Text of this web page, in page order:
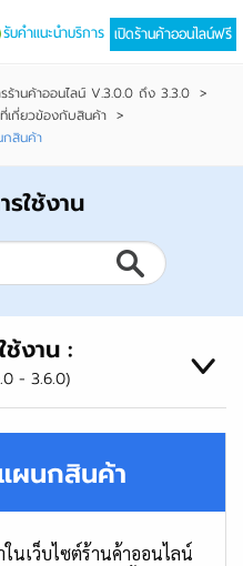
เปิดร้านค้าออนไลน์ฟรี
รับคำแนะนำบริการ
ร้านค้าออนไลน์ V.3.0.0 ถึง 3.3.0 >
เกี่ยวข้องกับสินค้า >
กสินค้า
ใช้งาน
ช้งาน :
- 3.6.0)
ผนกสินค้า
เว็บไซต์ร้านค้าออนไลน์